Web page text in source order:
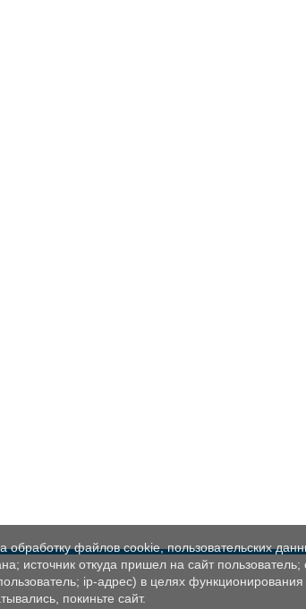
обработку файлов cookie, пользовательских
источник откуда пришел на сайт
ip-адрес) в целях
покиньте сайт.